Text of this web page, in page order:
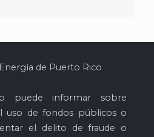
de Puerto Rico
puede informar sobre
uso de fondos públicos o
el delito de fraude o